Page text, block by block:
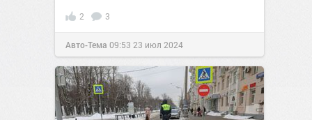
2 3
Авто-Тема 09:53 23 июл 2024